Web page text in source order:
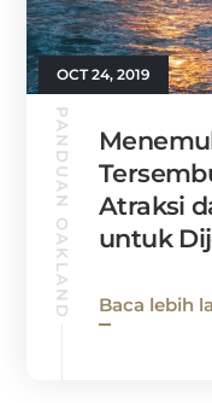
OCT 24, 2019
PANDUAN OAKLAND
Atraksi
untuk
Baca lebih